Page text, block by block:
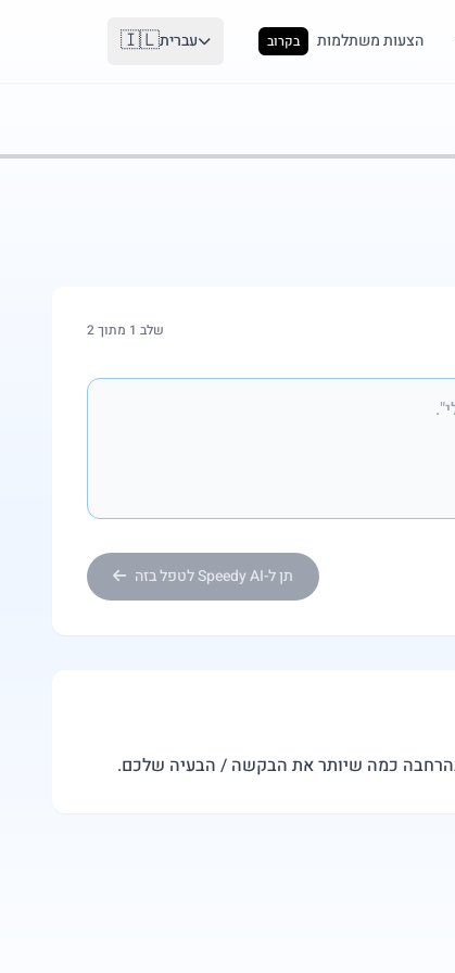
🇮🇱עברית הצעות משתלמות בקרוב
שלב 1 מתוך 2
תן ל-Speedy AI לטפל בזה
בהרחבה כמה שיותר את הבקשה / הבעיה שלכם.